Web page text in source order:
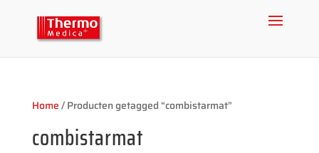
Home/ Producten getagged “combistarmat”
combistarmat